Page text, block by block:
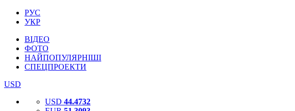
РУС
УКР
ВІДЕО
ФОТО
НАЙПОПУЛЯРНІШІ
СПЕЦПРОЕКТИ
USD
USD 44.4732